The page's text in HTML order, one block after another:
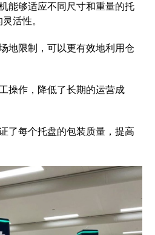
能够适应不同尺寸和重量的托
活性。
地限制，可以更有效地利用仓
操作，降低了长期的运营成
了每个托盘的包装质量，提高